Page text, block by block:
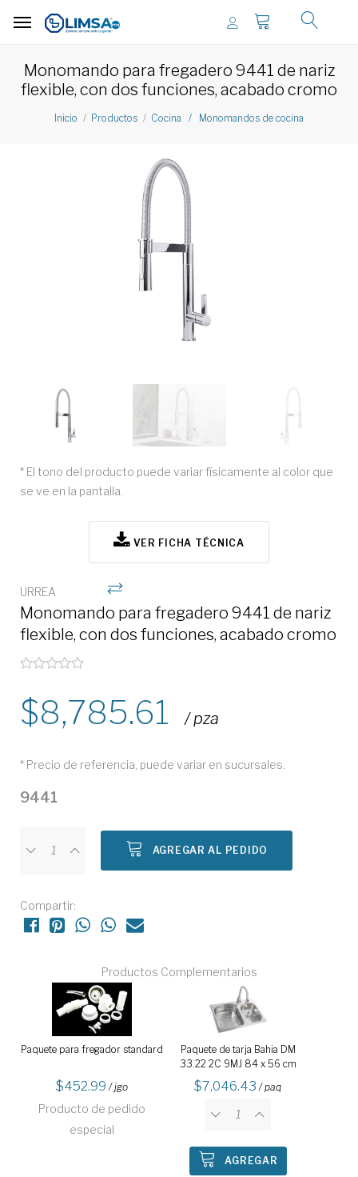
Monomando para fregadero 9441 de nariz
flexible, con dos funciones, acabado cromo
Inicio Productos Cocina / Monomandos de cocina
* El tono del producto puede variar físicamente al color que
se ve en la pantalla.
VER FICHA TÉCNICA
URREA
Monomando para fregadero 9441 de nariz
flexible, con dos funciones, acabado cromo
8,785.61 / pza
* Precio de referencia, puede variar en sucursales.
9441
AGREGAR AL PEDIDO
Compartir:
Productos Complementarios
Paquete para fregador standard
452.99 / jgo
Producto de pedido
especial
Paquete de tarja Bahia DM
33.22 2C 9MJ 84 x 56 cm
7,046.43 / paq
AGREGAR